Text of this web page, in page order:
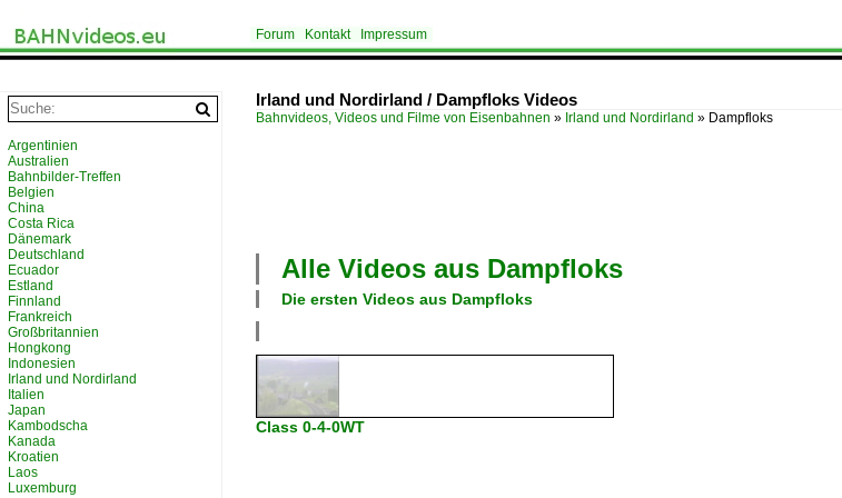
Forum Kontakt Impressum
Irland und Nordirland / Dampfloks Videos
Bahnvideos, Videos und Filme von Eisenbahnen » Irland und Nordirland » Dampfloks
Alle Videos aus Dampfloks
Die ersten Videos aus Dampfloks
Class 0-4-0WT
Argentinien
Australien
Bahnbilder-Treffen
Belgien
China
Costa Rica
Dänemark
Deutschland
Ecuador
Estland
Finnland
Frankreich
Großbritannien
Hongkong
Indonesien
Irland und Nordirland
Italien
Japan
Kambodscha
Kanada
Kroatien
Laos
Luxemburg